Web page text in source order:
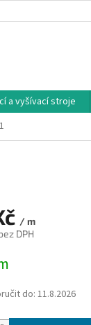
a vyšívací stroje
/ m
DPH
do: 11.8.2026